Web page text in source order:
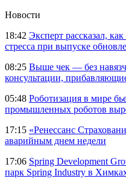
Новости
18:42 Эксперт рассказал,
стресса при выпуске
08:25 Выше чек — без
консультации,
05:48 Роботизация в мире
промышленных роботов
17:15 «Ренессанс
аварийным днем недели
17:06 Spring Development
парк Spring Industry в